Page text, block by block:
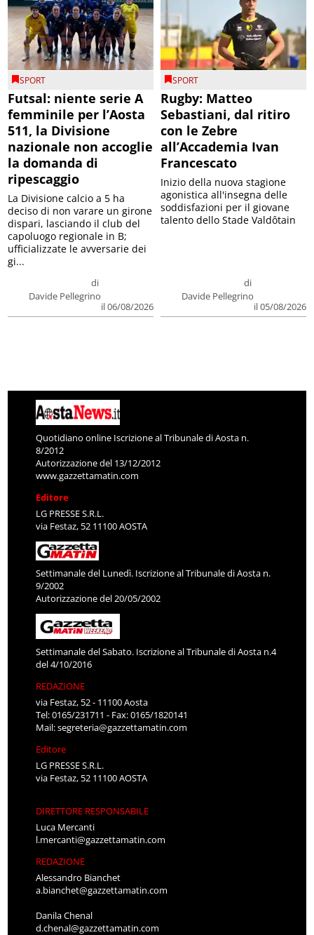
SPORT
Futsal: niente serie A
femminile per l’Aosta
511, la Divisione
nazionale non accoglie
la domanda di
ripescaggio
di
Davide Pellegrino
il 06/08/2026
La Divisione calcio a 5 ha
deciso di non varare un girone
dispari, lasciando il club del
capoluogo regionale in B;
ufficializzate le avversarie dei
gi...
SPORT
Rugby: Matteo
Sebastiani, dal ritiro
con le Zebre
all’Accademia Ivan
Francescato
di
Davide Pellegrino
il 05/08/2026
Inizio della nuova stagione
agonistica all'insegna delle
soddisfazioni per il giovane
talento dello Stade Valdôtain
Quotidiano online Iscrizione al Tribunale di Aosta n.
8/2012
Autorizzazione del 13/12/2012
www.gazzettamatin.com
Editore
LG PRESSE S.R.L.
via Festaz, 52 11100 AOSTA
Settimanale del Lunedì. Iscrizione al Tribunale di Aosta n.
9/2002
Autorizzazione del 20/05/2002
Settimanale del Sabato. Iscrizione al Tribunale di Aosta n.4
del 4/10/2016
REDAZIONE
via Festaz, 52 - 11100 Aosta
Tel: 0165/231711 - Fax: 0165/1820141
Mail:segreteria@gazzettamatin.com
Editore
LG PRESSE S.R.L.
via Festaz, 52 11100 AOSTA
DIRETTORE RESPONSABILE
Luca Mercanti
l.mercanti@gazzettamatin.com
REDAZIONE
Alessandro Bianchet
a.bianchet@gazzettamatin.com
Danila Chenal
d.chenal@gazzettamatin.com